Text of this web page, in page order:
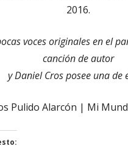
2016.
voces originales en el
canción de autor
y Daniel Cros posee una de
Pulido Alarcón | Mi